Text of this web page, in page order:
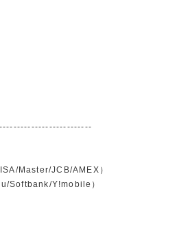
Master/JCB/AMEX）
Softbank/Y!mobile）